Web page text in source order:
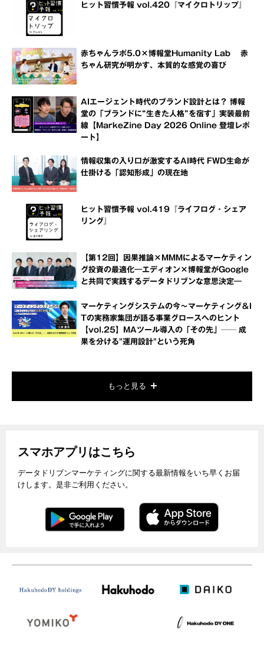
ヒット習慣予報 vol.420『マイクロトリップ』
赤ちゃんラボ5.0×博報堂Humanity Lab 赤
ちゃん研究が明かす、本質的な感覚の喜び
AIエージェント時代のブランド設計とは？ 博報
堂の「ブランドに“生きた人格”を宿す」実装最前
線【MarkeZine Day 2026 Online 登壇レポ
ート】
情報収集の入り口が激変するAI時代 FWD生命が
仕掛ける「認知形成」の現在地
ヒット習慣予報 vol.419『ライフログ・シェア
リング』
【第12回】因果推論×MMMによるマーケティン
グ投資の最適化―エディオン×博報堂がGoogle
と共同で実践するデータドリブンな意思決定―
マーケティングシステムの今～マーケティング＆I
Tの実務家集団が語る事業グロースへのヒント
【vol.25】MAツール導入の「その先」── 成
果を分ける"運用設計"という死角
もっと見る
スマホアプリはこちら
データドリブンマーケティングに関する最新情報をいち早くお届
けします。是非ご利用ください。